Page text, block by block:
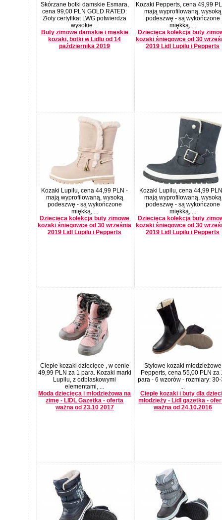
Skórzane botki damskie Esmara,
cena 99,00 PLN GOLD RATED:
Złoty certyfikat LWG potwierdza
wysokie ...
Buty zimowe damskie i męskie
kozaki, botki w Lidlu od 14
października 2019
Kozaki Pepperts, cena 49,99
mają wyprofilowaną, wysoką
podeszwę - są wykończone
miękką, ...
Dziecięca kolekcja buty
kozaki śniegowce od 30
2019 Lidl Lupilu i Pepperts
Kozaki Lupilu, cena 44,99 PLN -
mają wyprofilowaną, wysoką
podeszwę - są wykończone
miękką, ...
Dziecięca kolekcja buty zimowe
kozaki śniegowce od 30 września
2019 Lidl Lupilu i Pepperts
Kozaki Lupilu, cena 44,99
mają wyprofilowaną, wysoką
podeszwę - są wykończone
miękką, ...
Dziecięca kolekcja buty
kozaki śniegowce od 30
2019 Lidl Lupilu i Pepperts
Ciepłe kozaki dziecięce , w cenie
49,99 PLN za 1 para. Kozaki marki
Lupilu, z odblaskowymi
elementami, ...
Moda dziecięca i młodzieżowa na
zimę - LIDL Gazetka - oferta
ważna od 23.10 2017
Stylowe kozaki młodzieżowe
Pepperts, cena 55,00 PLN za
para - 6 wzorów - rozmiary:
Ciepłe kozaki i buty dla
młodzieży - Lidl gazetka -
ważna od 24.10.2016